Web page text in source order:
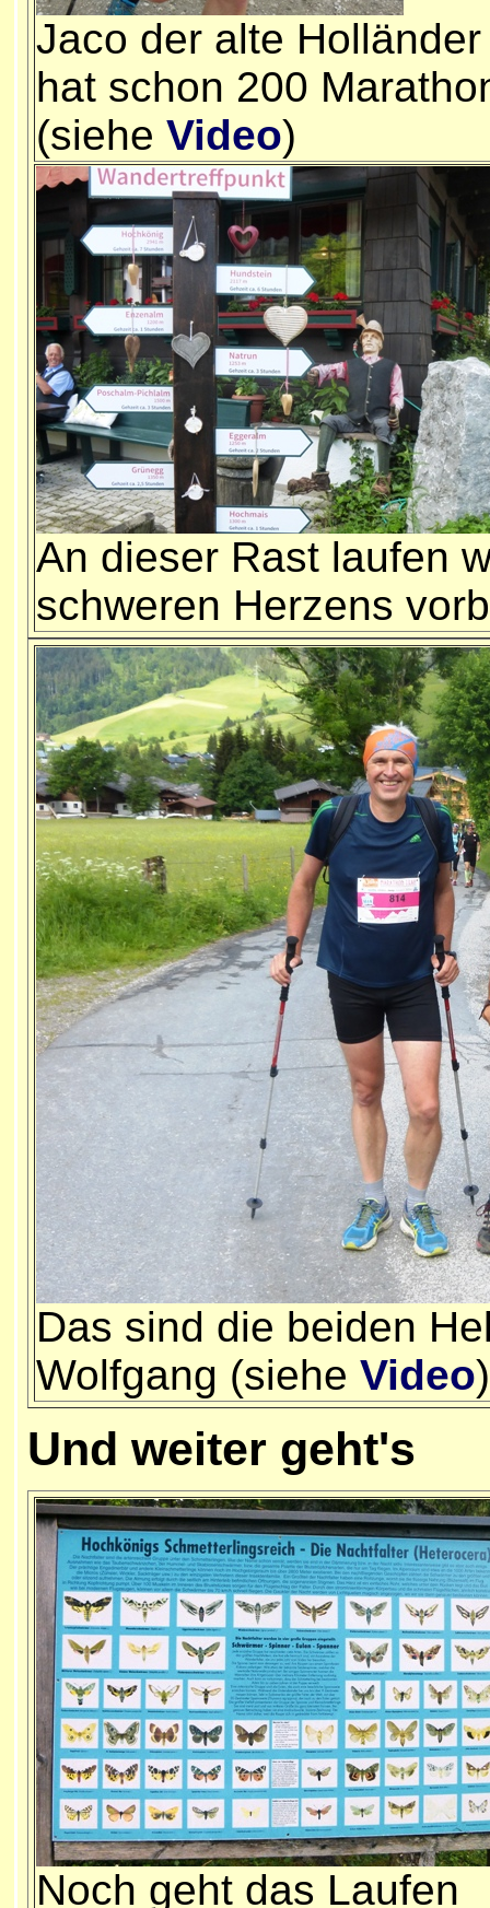
Jaco der alte Holländer
hat schon 200
(siehe Video)
An dieser Rast laufen
schweren Herzens
Das sind die beiden
Wolfgang (siehe Video)
Und weiter geht's
Noch geht das Laufen